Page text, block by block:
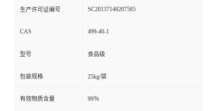
生产许可证编号 SC20137148207585
CAS 499-40-1
型号 食品级
包装规格 25kg/袋
有效物质含量 99％